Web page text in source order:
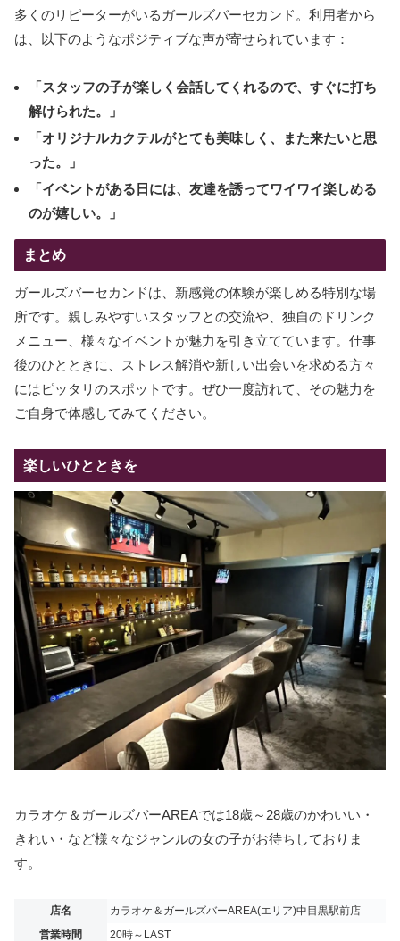
多くのリピーターがいるガールズバーセカンド。利用者から
は、以下のようなポジティブな声が寄せられています：
「スタッフの子が楽しく会話してくれるので、すぐに打ち
解けられた。」
「オリジナルカクテルがとても美味しく、また来たいと思
った。」
「イベントがある日には、友達を誘ってワイワイ楽しめる
のが嬉しい。」
まとめ
ガールズバーセカンドは、新感覚の体験が楽しめる特別な場
所です。親しみやすいスタッフとの交流や、独自のドリンク
メニュー、様々なイベントが魅力を引き立てています。仕事
後のひとときに、ストレス解消や新しい出会いを求める方々
にはピッタリのスポットです。ぜひ一度訪れて、その魅力を
ご自身で体感してみてください。
楽しいひとときを
カラオケ＆ガールズバーAREAでは18歳～28歳のかわいい・
きれい・など様々なジャンルの女の子がお待ちしておりま
す。
店名
カラオケ＆ガールズバーAREA(エリア)中目黒駅前店
営業時間
20時～LAST